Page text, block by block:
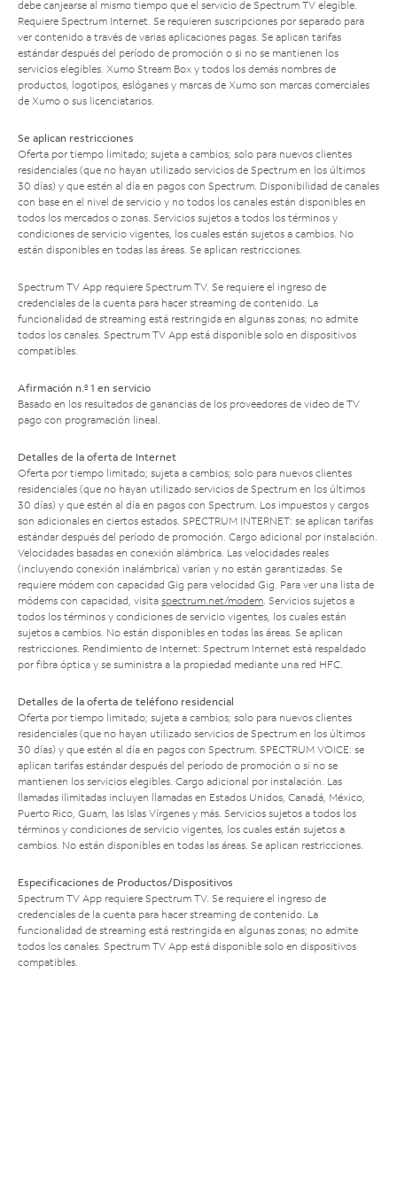
debe canjearse al mismo tiempo que el servicio de Spectrum TV elegible.
Requiere Spectrum Internet. Se requieren suscripciones por separado para
ver contenido a través de varias aplicaciones pagas. Se aplican tarifas
estándar después del período de promoción o si no se mantienen los
servicios elegibles. Xumo Stream Box y todos los demás nombres de
productos, logotipos, eslóganes y marcas de Xumo son marcas comerciales
de Xumo o sus licenciatarios.
Se aplican restricciones
Oferta por tiempo limitado; sujeta a cambios; solo para nuevos clientes
residenciales (que no hayan utilizado servicios de Spectrum en los últimos
30 días) y que estén al día en pagos con Spectrum. Disponibilidad de canales
con base en el nivel de servicio y no todos los canales están disponibles en
todos los mercados o zonas. Servicios sujetos a todos los términos y
condiciones de servicio vigentes, los cuales están sujetos a cambios. No
están disponibles en todas las áreas. Se aplican restricciones.
Spectrum TV App requiere Spectrum TV. Se requiere el ingreso de
credenciales de la cuenta para hacer streaming de contenido. La
funcionalidad de streaming está restringida en algunas zonas; no admite
todos los canales. Spectrum TV App está disponible solo en dispositivos
compatibles.
Afirmación n.º 1 en servicio
Basado en los resultados de ganancias de los proveedores de video de TV
pago con programación lineal.
Detalles de la oferta de Internet
Oferta por tiempo limitado; sujeta a cambios; solo para nuevos clientes
residenciales (que no hayan utilizado servicios de Spectrum en los últimos
30 días) y que estén al día en pagos con Spectrum. Los impuestos y cargos
son adicionales en ciertos estados. SPECTRUM INTERNET: se aplican tarifas
estándar después del período de promoción. Cargo adicional por instalación.
Velocidades basadas en conexión alámbrica. Las velocidades reales
(incluyendo conexión inalámbrica) varían y no están garantizadas. Se
requiere módem con capacidad Gig para velocidad Gig. Para ver una lista de
módems con capacidad, visita spectrum.net/modem. Servicios sujetos a
todos los términos y condiciones de servicio vigentes, los cuales están
sujetos a cambios. No están disponibles en todas las áreas. Se aplican
restricciones. Rendimiento de Internet: Spectrum Internet está respaldado
por fibra óptica y se suministra a la propiedad mediante una red HFC.
Detalles de la oferta de teléfono residencial
Oferta por tiempo limitado; sujeta a cambios; solo para nuevos clientes
residenciales (que no hayan utilizado servicios de Spectrum en los últimos
30 días) y que estén al día en pagos con Spectrum. SPECTRUM VOICE: se
aplican tarifas estándar después del período de promoción o si no se
mantienen los servicios elegibles. Cargo adicional por instalación. Las
llamadas ilimitadas incluyen llamadas en Estados Unidos, Canadá, México,
Puerto Rico, Guam, las Islas Vírgenes y más. Servicios sujetos a todos los
términos y condiciones de servicio vigentes, los cuales están sujetos a
cambios. No están disponibles en todas las áreas. Se aplican restricciones.
Especificaciones de Productos/Dispositivos
Spectrum TV App requiere Spectrum TV. Se requiere el ingreso de
credenciales de la cuenta para hacer streaming de contenido. La
funcionalidad de streaming está restringida en algunas zonas; no admite
todos los canales. Spectrum TV App está disponible solo en dispositivos
compatibles.